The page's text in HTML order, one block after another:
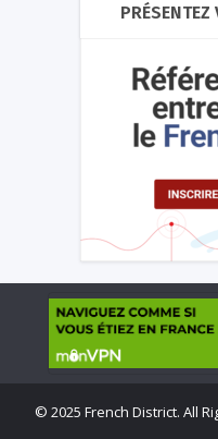
PRÉSENTEZ
© 2025 French District. All